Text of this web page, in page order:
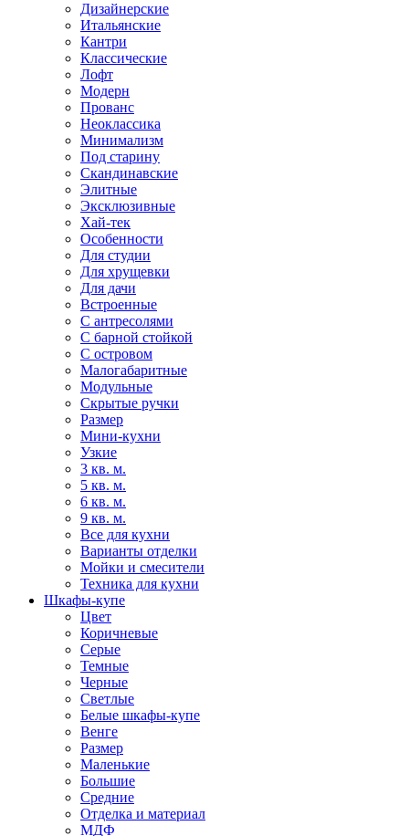
Дизайнерские
Итальянские
Кантри
Классические
Лофт
Модерн
Прованс
Неоклассика
Минимализм
Под старину
Скандинавские
Элитные
Эксклюзивные
Хай-тек
Особенности
Для студии
Для хрущевки
Для дачи
Встроенные
С антресолями
С барной стойкой
С островом
Малогабаритные
Модульные
Скрытые ручки
Размер
Мини-кухни
Узкие
3 кв. м.
5 кв. м.
6 кв. м.
9 кв. м.
Все для кухни
Варианты отделки
Мойки и смесители
Техника для кухни
Шкафы-купе
Цвет
Коричневые
Серые
Темные
Черные
Светлые
Белые шкафы-купе
Венге
Размер
Маленькие
Большие
Средние
Отделка и материал
МДФ